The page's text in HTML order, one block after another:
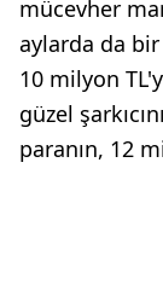
mücevher
aylarda da
10 milyon
güzel
paranın, 12